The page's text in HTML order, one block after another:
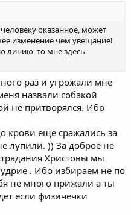
оказанное, может
изменение чем увещание!
линию, то мне здесь
раз и угрожали мне
назвали собакой
не притворялся. Ибо
крови еще сражались за
лупили. )) За доброе не
Христовы мы
. Ибо избираем не по
не много прижали а ты
если физичечки